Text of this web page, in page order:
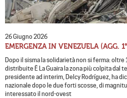
26 Giugno 2026
EMERGENZA IN VENEZUELA (AGG.
Dopo il sisma la solidarietà non si ferma:
distribuite È La Guaira la zona più colpita dal
presidente ad interim, Delcy Rodríguez, ha
nazionale dopo le due forti scosse, di
interessato il nord-ovest